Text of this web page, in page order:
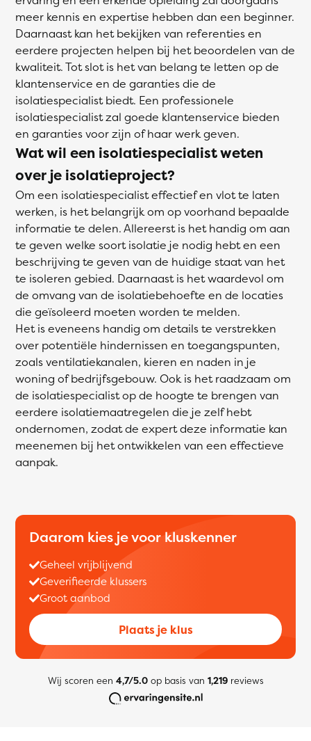
meer kennis en expertise hebben dan een beginner.
Daarnaast kan het bekijken van referenties en
eerdere projecten helpen bij het beoordelen van de
kwaliteit. Tot slot is het van belang te letten op de
klantenservice en de garanties die de
isolatiespecialist biedt. Een professionele
isolatiespecialist zal goede klantenservice bieden
en garanties voor zijn of haar werk geven.
Wat wil een isolatiespecialist weten
over je isolatieproject?
Om een isolatiespecialist effectief en vlot te laten
werken, is het belangrijk om op voorhand bepaalde
informatie te delen. Allereerst is het handig om aan
te geven welke soort isolatie je nodig hebt en een
beschrijving te geven van de huidige staat van het
te isoleren gebied. Daarnaast is het waardevol om
de omvang van de isolatiebehoefte en de locaties
die geïsoleerd moeten worden te melden.
Het is eveneens handig om details te verstrekken
over potentiële hindernissen en toegangspunten,
zoals ventilatiekanalen, kieren en naden in je
woning of bedrijfsgebouw. Ook is het raadzaam om
de isolatiespecialist op de hoogte te brengen van
eerdere isolatiemaatregelen die je zelf hebt
ondernomen, zodat de expert deze informatie kan
meenemen bij het ontwikkelen van een effectieve
aanpak.
Daarom kies je voor kluskenner
Geheel vrijblijvend
Geverifieerde klussers
Groot aanbod
Plaats je klus
Wij scoren een 4,7/5.0op basis van 1,219reviews